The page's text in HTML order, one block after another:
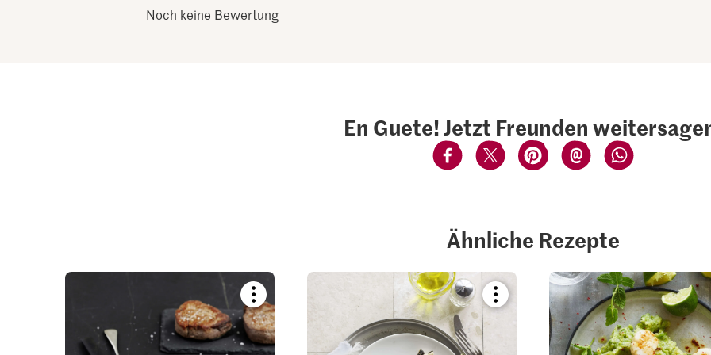
Noch keine Bewertung
En Guete! Jetzt Freunden
Ähnliche Rezepte
Bookmark
recipe
or
add
it
Bookmark
recipe